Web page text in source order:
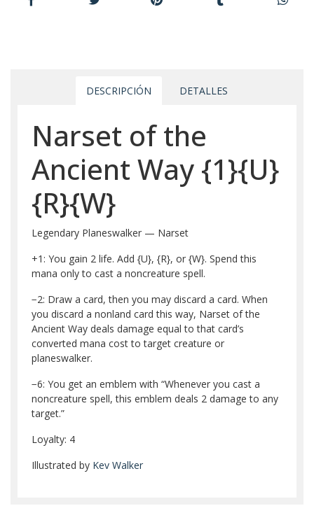
DESCRIPCIÓN DETALLES
Narset of the
Ancient Way {1}{U}
{R}{W}
Legendary Planeswalker — Narset
+1: You gain 2 life. Add {U}, {R}, or {W}. Spend this
mana only to cast a noncreature spell.
−2: Draw a card, then you may discard a card. When
you discard a nonland card this way, Narset of the
Ancient Way deals damage equal to that card’s
converted mana cost to target creature or
planeswalker.
−6: You get an emblem with “Whenever you cast a
noncreature spell, this emblem deals 2 damage to any
target.”
Loyalty: 4
Illustrated by Kev Walker